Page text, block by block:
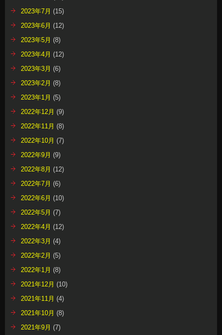
2023年7月 (15)
2023年6月 (12)
2023年5月 (8)
2023年4月 (12)
2023年3月 (6)
2023年2月 (8)
2023年1月 (5)
2022年12月 (9)
2022年11月 (8)
2022年10月 (7)
2022年9月 (9)
2022年8月 (12)
2022年7月 (6)
2022年6月 (10)
2022年5月 (7)
2022年4月 (12)
2022年3月 (4)
2022年2月 (5)
2022年1月 (8)
2021年12月 (10)
2021年11月 (4)
2021年10月 (8)
2021年9月 (7)